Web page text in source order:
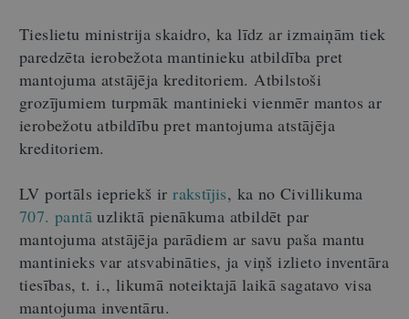
Tieslietu ministrija skaidro, ka līdz ar izmaiņām tiek
paredzēta ierobežota mantinieku atbildība pret
mantojuma atstājēja kreditoriem. Atbilstoši
grozījumiem turpmāk mantinieki vienmēr mantos ar
ierobežotu atbildību pret mantojuma atstājēja
kreditoriem.
LV portāls iepriekš irrakstījis, ka no Civillikuma
707. pantā uzliktā pienākuma atbildēt par
mantojuma atstājēja parādiem ar savu paša mantu
mantinieks var atsvabināties, ja viņš izlieto inventāra
tiesības, t. i., likumā noteiktajā laikā sagatavo visa
mantojuma inventāru.